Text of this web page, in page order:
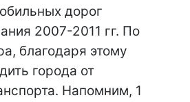
дорог
2007-2011 гг. По
благодаря этому
города от
Напомним, 1